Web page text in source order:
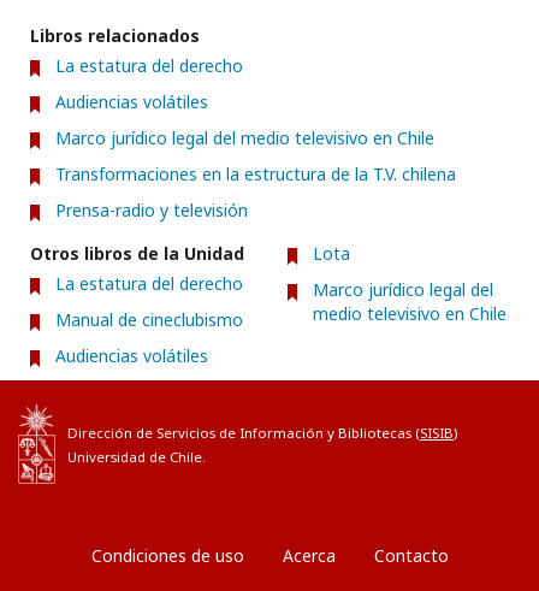
Libros relacionados
La estatura del derecho
Audiencias volátiles
Marco jurídico legal del medio televisivo en Chile
Transformaciones en la estructura de la T.V. chilena
Prensa-radio y televisión
Otros libros de la Unidad
La estatura del derecho
Manual de cineclubismo
Audiencias volátiles
Lota
Marco jurídico legal del
medio televisivo en Chile
Dirección de Servicios de Información y Bibliotecas (SISIB)
Universidad de Chile.
Condiciones de uso Acerca Contacto